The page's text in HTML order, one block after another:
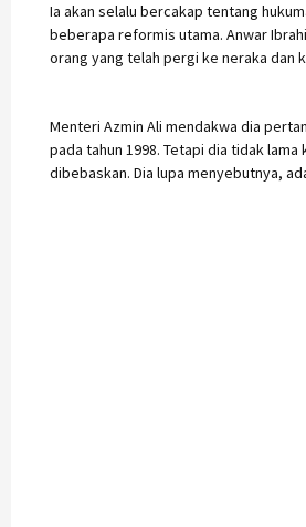
Ia akan selalu bercakap tentang
beberapa reformis utama. Anwar
orang yang telah pergi ke neraka dan
Menteri Azmin Ali mendakwa dia
pada tahun 1998. Tetapi dia tidak lama
dibebaskan. Dia lupa menyebutnya,